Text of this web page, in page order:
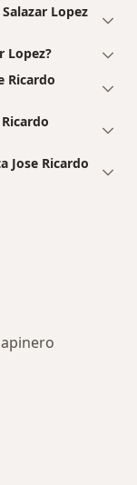
Lopez
Lopez?
Ricardo
Jose Ricardo